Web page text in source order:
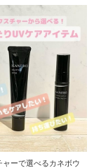
ャーで選べるカネボウ